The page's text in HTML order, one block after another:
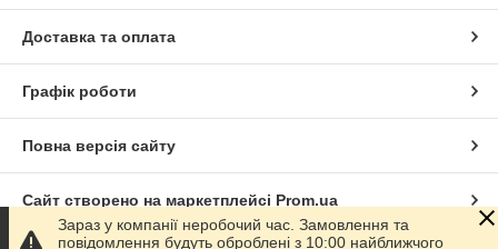
Доставка та оплата
Графік роботи
Повна версія сайту
Сайт створено на маркетплейсі Prom.ua
Зараз у компанії неробочий час. Замовлення та
повідомлення будуть оброблені з 10:00 найближчого